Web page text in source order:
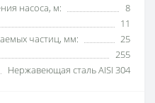
насоса, м:
8
11
частиц, мм:
25
255
Нержавеющая сталь AISI 304